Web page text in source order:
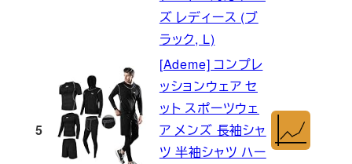
ズ レディース (ブ
ラック, L)
5
[Ademe] コンプレ
ッションウェア セ
ット スポーツウェ
ア メンズ 長袖シャ
ツ 半袖シャツ ハー